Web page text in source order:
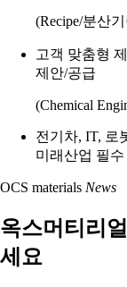
(Recipe/분산
고객 맞춤형
제안/공급
(Chemical
전기차, IT, 로
미래산업 필
OCS materials News
옥스머티리
세요